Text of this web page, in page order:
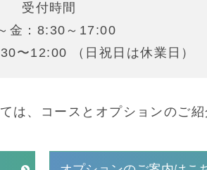
受付時間
金：8:30～17:00
〜12:00 （日祝日は休業日）
は、コースとオプションのご紹